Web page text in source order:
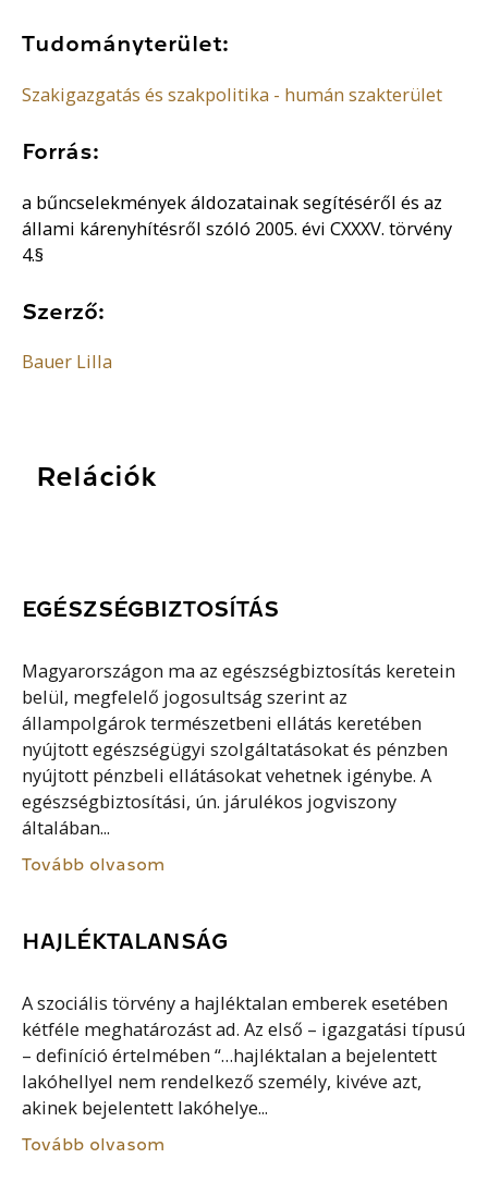
Tudományterület:
Szakigazgatás és szakpolitika - humán szakterület
Forrás:
a bűncselekmények áldozatainak segítéséről és az
állami kárenyhítésről szóló 2005. évi CXXXV. törvény
4.§
Szerző:
Bauer Lilla
Relációk
EGÉSZSÉGBIZTOSÍTÁS
Magyarországon ma az egészségbiztosítás keretein
belül, megfelelő jogosultság szerint az
állampolgárok természetbeni ellátás keretében
nyújtott egészségügyi szolgáltatásokat és pénzben
nyújtott pénzbeli ellátásokat vehetnek igénybe. A
egészségbiztosítási, ún. járulékos jogviszony
általában...
Tovább olvasom
HAJLÉKTALANSÁG
A szociális törvény a hajléktalan emberek esetében
kétféle meghatározást ad. Az első – igazgatási típusú
– definíció értelmében “…hajléktalan a bejelentett
lakóhellyel nem rendelkező személy, kivéve azt,
akinek bejelentett lakóhelye...
Tovább olvasom